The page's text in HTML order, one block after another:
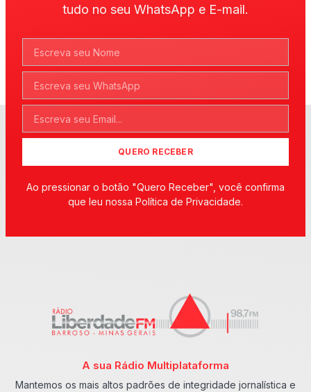
tudo no seu WhatsApp e E-mail.
QUERO RECEBER
Ao pressionar o botão "Quero Receber", você confirma
que leu nossa Política de Privacidade.
A sua Rádio Multiplataforma
Mantemos os mais altos padrões de integridade jornalística e